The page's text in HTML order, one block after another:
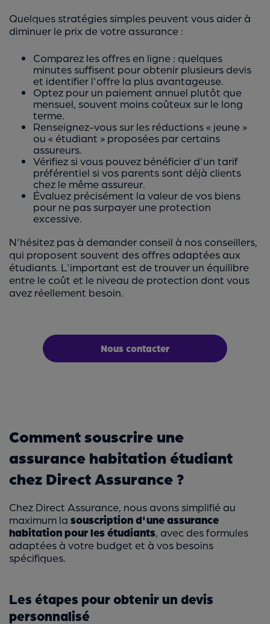
Quelques stratégies simples peuvent vous aider à
diminuer le prix de votre assurance :
Comparez les offres en ligne : quelques
minutes suffisent pour obtenir plusieurs devis
et identifier l'offre la plus avantageuse.
Optez pour un paiement annuel plutôt que
mensuel, souvent moins coûteux sur le long
terme.
Renseignez-vous sur les réductions « jeune »
ou « étudiant » proposées par certains
assureurs.
Vérifiez si vous pouvez bénéficier d'un tarif
préférentiel si vos parents sont déjà clients
chez le même assureur.
Évaluez précisément la valeur de vos biens
pour ne pas surpayer une protection
excessive.
N'hésitez pas à demander conseil à nos conseillers,
qui proposent souvent des offres adaptées aux
étudiants. L'important est de trouver un équilibre
entre le coût et le niveau de protection dont vous
avez réellement besoin.
Nous contacter
Comment souscrire une
assurance habitation étudiant
chez Direct Assurance ?
Chez Direct Assurance, nous avons simplifié au
maximum la souscription d'une assurance
habitation pour les étudiants , avec des formules
adaptées à votre budget et à vos besoins
spécifiques.
Les étapes pour obtenir un devis
personnalisé